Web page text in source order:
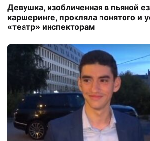
Девушка, изобличенная в пьяной
каршеринге, прокляла понятого и
«театр» инспекторам